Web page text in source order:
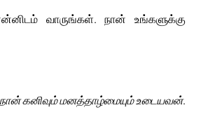
வாருங்கள். நான் உங்களுக்கு
நான் கனிவும் மனத்தாழ்மையும் உடையவன்.